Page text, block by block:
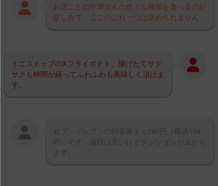
お店ごとの中華まんの色々な種類を食べるのが
楽しみで、ここのこれ一つは決められません
ミニストップのXフライポテト。揚げたてサク
サクも時間が経ってふわふわも美味しく頂けま
す。
セブンイレブンの特製豚まん180円（税込194
円）です。値段は高いけどテンションが上がり
ます。